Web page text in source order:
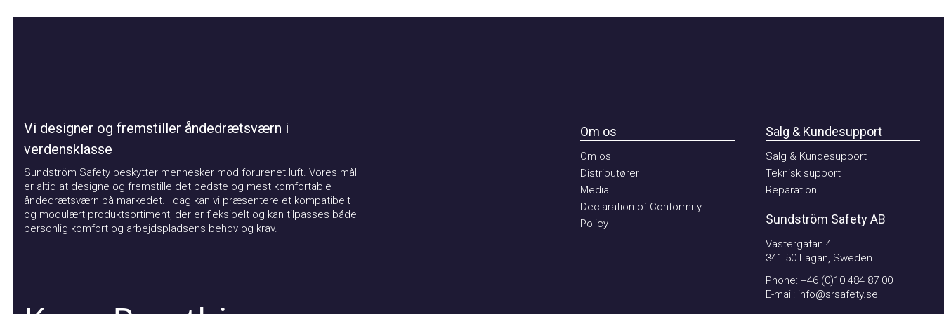
Vi designer og fremstiller åndedrætsværn i
verdensklasse
Sundström Safety beskytter mennesker mod forurenet luft. Vores mål
er altid at designe og fremstille det bedste og mest komfortable
åndedrætsværn på markedet. I dag kan vi præsentere et kompatibelt
og modulært produktsortiment, der er fleksibelt og kan tilpasses både
personlig komfort og arbejdspladsens behov og krav.
Om os
Om os
Distributører
Media
Declaration of Conformity
Policy
Salg & Kundesupport
Salg & Kundesupport
Teknisk support
Reparation
Sundström Safety AB
Västergatan 4
341 50 Lagan, Sweden
Phone:+46 (0)10 484 87 00
E-mail:info@srsafety.se